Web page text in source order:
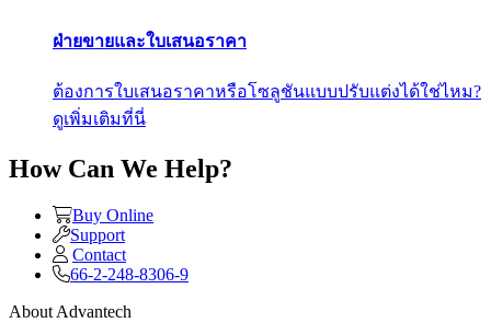
ฝ่ายขายและใบเสนอราคา
ต้องการใบเสนอราคาหรือโซลูชันแบบปรับแต่งได้ใช่ไหม?
ดูเพิ่มเติมที่นี่
How Can We Help?
Buy Online
Support
Contact
66-2-248-8306-9
About Advantech